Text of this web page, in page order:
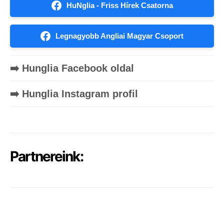
HuNglia - Friss Hírek Csatorna
Legnagyobb Angliai Magyar Csoport
➡️ Hunglia Facebook oldal
➡️ Hunglia Instagram profil
Partnereink: